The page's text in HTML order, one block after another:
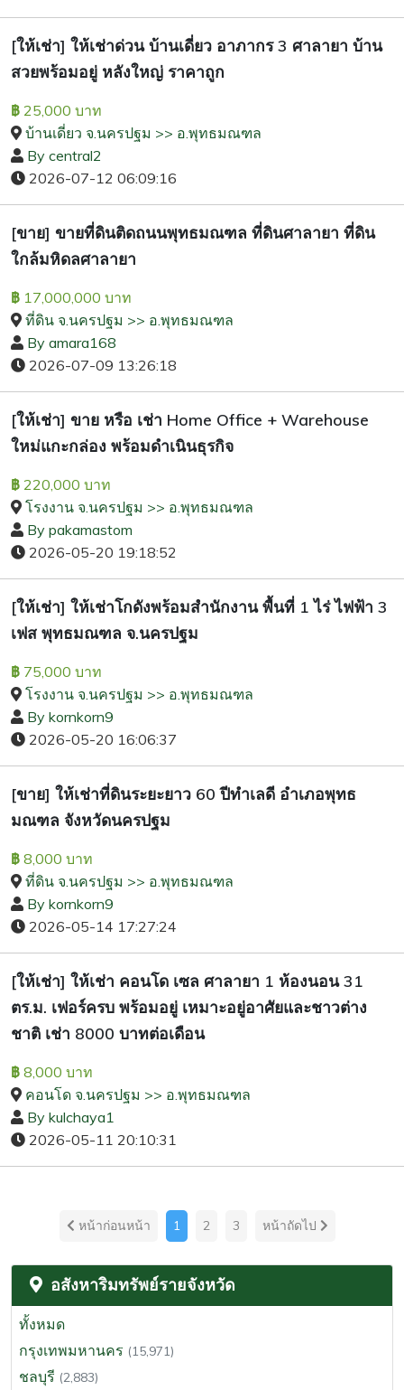
[ให้เช่า] ให้เช่าด่วน บ้านเดี่ยว อาภากร 3 ศาลายา บ้าน
สวยพร้อมอยู่ หลังใหญ่ ราคาถูก
฿ 25,000 บาท
บ้านเดี่ยว จ.นครปฐม >> อ.พุทธมณฑล
By central2
2026-07-12 06:09:16
[ขาย] ขายที่ดินติดถนน​พุทธมณฑล ที่ดินศาลายา ที่ดิน
ใกล้มหิดลศาลายา
฿ 17,000,000 บาท
ที่ดิน จ.นครปฐม >> อ.พุทธมณฑล
By amara168
2026-07-09 13:26:18
[ให้เช่า] ขาย หรือ เช่า Home Office + Warehouse
ใหม่แกะกล่อง พร้อมดำเนินธุรกิจ
฿ 220,000 บาท
โรงงาน จ.นครปฐม >> อ.พุทธมณฑล
By pakamastom
2026-05-20 19:18:52
[ให้เช่า] ให้เช่าโกดังพร้อมสำนักงาน พื้นที่ 1 ไร่ ไฟฟ้า 3
เฟส พุทธมณฑล จ.นครปฐม
฿ 75,000 บาท
โรงงาน จ.นครปฐม >> อ.พุทธมณฑล
By kornkorn9
2026-05-20 16:06:37
[ขาย] ให้เช่าที่ดินระยะยาว 60 ปีทำเลดี อำเภอพุทธ
มณฑล จังหวัดนครปฐม
฿ 8,000 บาท
ที่ดิน จ.นครปฐม >> อ.พุทธมณฑล
By kornkorn9
2026-05-14 17:27:24
[ให้เช่า] ให้เช่า คอนโด เซล ศาลายา 1 ห้องนอน 31
ตร.ม. เฟอร์ครบ พร้อมอยู่ เหมาะอยู่อาศัยและชาวต่าง
ชาติ เช่า 8000 บาทต่อเดือน
฿ 8,000 บาท
คอนโด จ.นครปฐม >> อ.พุทธมณฑล
By kulchaya1
2026-05-11 20:10:31
หน้าก่อนหน้า 1 2 3 หน้าถัดไป
อสังหาริมทรัพย์รายจังหวัด
ทั้งหมด
กรุงเทพมหานคร (15,971)
ชลบุรี (2,883)